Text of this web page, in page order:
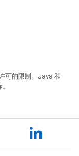
可的限制。Java 和